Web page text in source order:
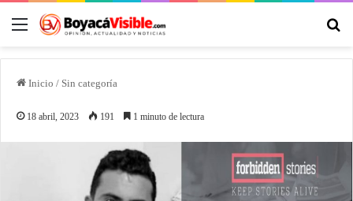
Inicio / Sin categoría
18 abril, 2023 191 1 minuto de lectura